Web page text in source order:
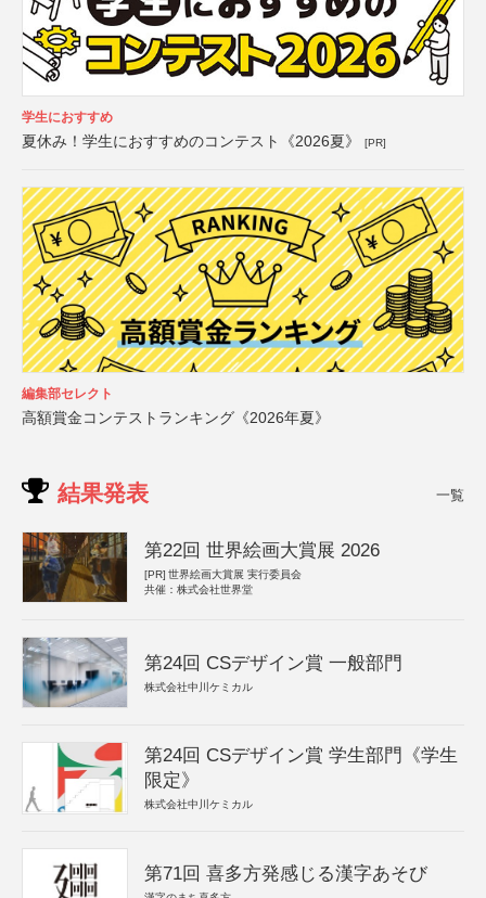
学生におすすめ
夏休み！学生におすすめのコンテスト《2026夏》 [PR]
編集部セレクト
高額賞金コンテストランキング《2026年夏》
結果発表 一覧
第22回 世界絵画大賞展 2026
[PR] 世界絵画大賞展 実行委員会
共催：株式会社世界堂
第24回 CSデザイン賞 一般部門
株式会社中川ケミカル
第24回 CSデザイン賞 学生部門《学生
限定》
株式会社中川ケミカル
第71回 喜多方発感じる漢字あそび